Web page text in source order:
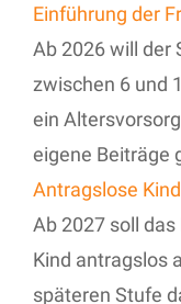
Einführung der
Ab 2026 will der
zwischen 6 und
ein
eigene Beiträge
Antragslose
Ab 2027 soll
Kind antragslos
späteren Stufe